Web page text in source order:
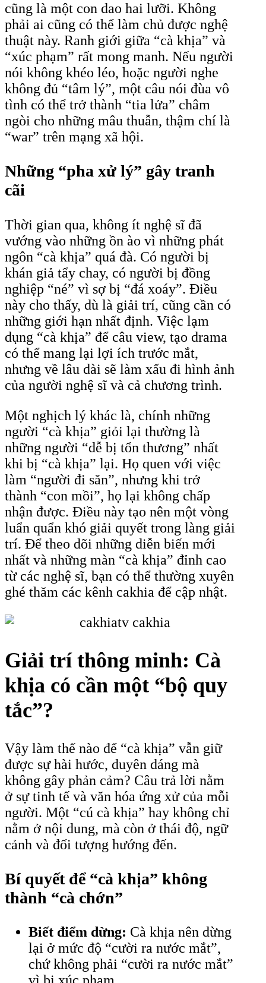
cũng là một con dao hai lưỡi. Không
phải ai cũng có thể làm chủ được nghệ
thuật này. Ranh giới giữa “cà khịa” và
“xúc phạm” rất mong manh. Nếu người
nói không khéo léo, hoặc người nghe
không đủ “tâm lý”, một câu nói đùa vô
tình có thể trở thành “tia lửa” châm
ngòi cho những mâu thuẫn, thậm chí là
“war” trên mạng xã hội.
Những “pha xử lý” gây tranh
cãi
Thời gian qua, không ít nghệ sĩ đã
vướng vào những ồn ào vì những phát
ngôn “cà khịa” quá đà. Có người bị
khán giả tẩy chay, có người bị đồng
nghiệp “né” vì sợ bị “đá xoáy”. Điều
này cho thấy, dù là giải trí, cũng cần có
những giới hạn nhất định. Việc lạm
dụng “cà khịa” để câu view, tạo drama
có thể mang lại lợi ích trước mắt,
nhưng về lâu dài sẽ làm xấu đi hình ảnh
của người nghệ sĩ và cả chương trình.
Một nghịch lý khác là, chính những
người “cà khịa” giỏi lại thường là
những người “dễ bị tổn thương” nhất
khi bị “cà khịa” lại. Họ quen với việc
làm “người đi săn”, nhưng khi trở
thành “con mồi”, họ lại không chấp
nhận được. Điều này tạo nên một vòng
luẩn quẩn khó giải quyết trong làng giải
trí. Để theo dõi những diễn biến mới
nhất và những màn “cà khịa” đỉnh cao
từ các nghệ sĩ, bạn có thể thường xuyên
ghé thăm các kênh cakhia để cập nhật.
Giải trí thông minh: Cà
khịa có cần một “bộ quy
tắc”?
Vậy làm thế nào để “cà khịa” vẫn giữ
được sự hài hước, duyên dáng mà
không gây phản cảm? Câu trả lời nằm
ở sự tinh tế và văn hóa ứng xử của mỗi
người. Một “cú cà khịa” hay không chỉ
nằm ở nội dung, mà còn ở thái độ, ngữ
cảnh và đối tượng hướng đến.
Bí quyết để “cà khịa” không
thành “cà chớn”
Biết điểm dừng: Cà khịa nên dừng
lại ở mức độ “cười ra nước mắt”,
chứ không phải “cười ra nước mắt”